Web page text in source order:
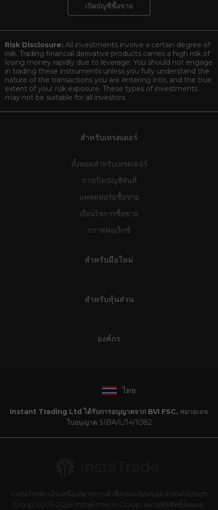
เปิดบัญชีซื้อขาย
Risk Disclosure: All investments involve a certain degree of
risk. Trading financial derivative products carries a high risk of
losing money rapidly due to leverage. You should not engage
in trading these instruments unless you fully understand the
nature of the transactions you are entering into, and the true
extent of your risk exposure. These types of investments
may not be suitable for all investors.
สำหรับเทรดเดอร์
ทั้งหมดสำหรับเทรดเดอร์
การเปิดบัญชีทันที
แพลตฟอร์มซื้อขาย
เงื่อนไขการซื้อขาย
กราฟฟอเร็กซ์
สำหรับมือใหม่
สำหรับหุ้นส่วน
องค์กร
ไทย
Instant Trading Ltd ได้รับการอนุญาตจาก BVI FSC, หมายเลข
ใบอนุญาต SIBA/L/14/1082
InstaTrade เป็นเครื่องหมายการค้าที่ลงทะเบียนของ InstaFintech
Group 2007-2026 InstaFintech Group. สงวนลิขสิทธิ์ทั้งหมด.